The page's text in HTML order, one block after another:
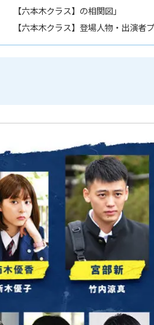
【六本木クラス】の相関図」
【六本木クラス】登場人物・出演者